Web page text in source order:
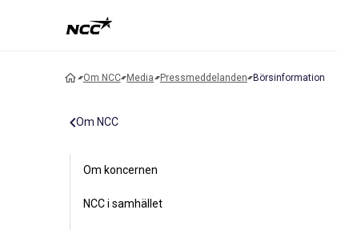
Om NCC Media Pressmeddelanden Börsinformation
Om NCC
Om koncernen
NCC i samhället